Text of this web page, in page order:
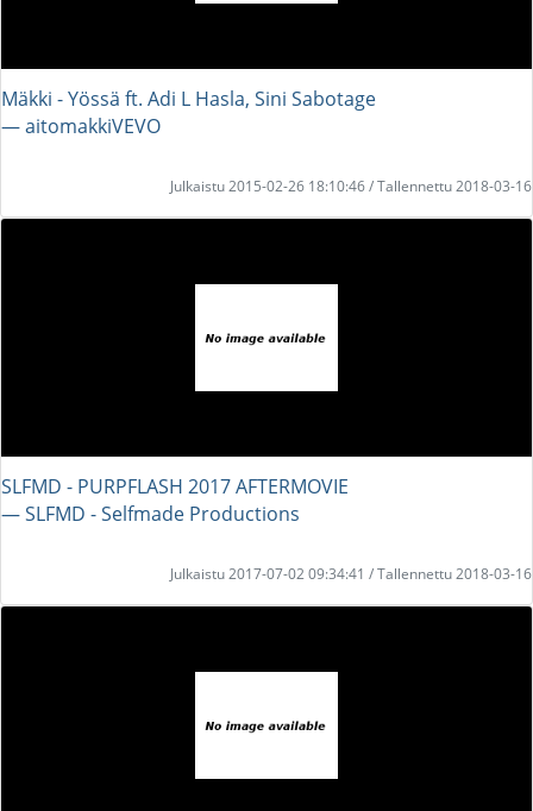
Mäkki - Yössä ft. Adi L Hasla, Sini Sabotage
― aitomakkiVEVO
Julkaistu 2015-02-26 18:10:46 / Tallennettu 2018-03-16
SLFMD - PURPFLASH 2017 AFTERMOVIE
― SLFMD - Selfmade Productions
Julkaistu 2017-07-02 09:34:41 / Tallennettu 2018-03-16